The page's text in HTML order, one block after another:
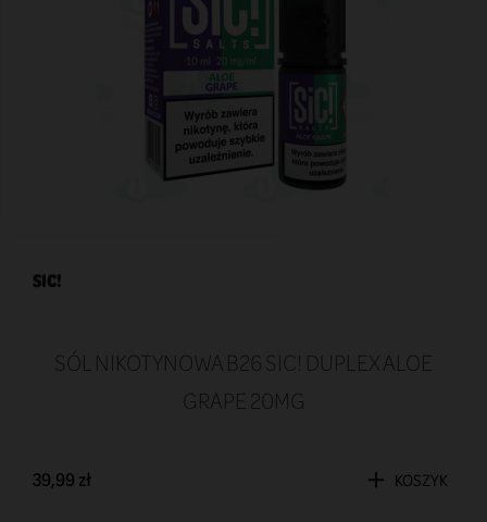
SIC!
SÓL NIKOTYNOWA B26 SIC! DUPLEX ALOE
GRAPE 20MG
39,99 zł KOSZYK